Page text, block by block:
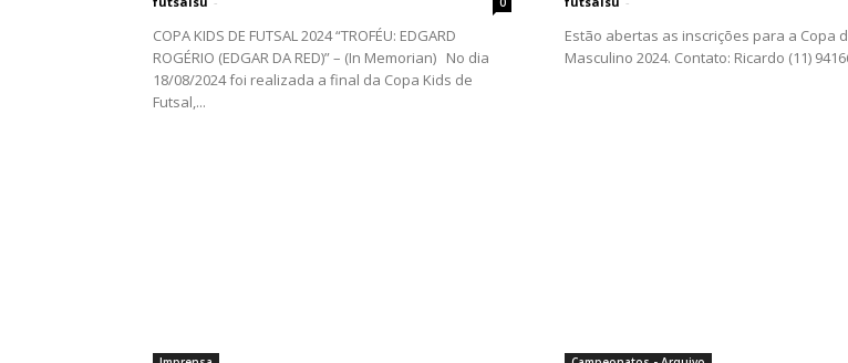
COPA KIDS DE FUTSAL 2024 “TROFÉU: EDGARD
ROGÉRIO (EDGAR DA RED)” – (In Memorian) No dia
18/08/2024 foi realizada a final da Copa Kids de
Futsal,...
Estão abertas as inscrições para a Copa
Masculino 2024. Contato: Ricardo (11)